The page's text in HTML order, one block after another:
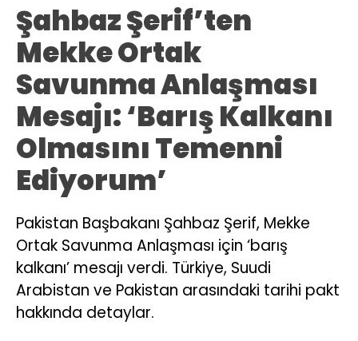
Şahbaz Şerif’ten
Mekke Ortak
Savunma Anlaşması
Mesajı: ‘Barış Kalkanı
Olmasını Temenni
Ediyorum’
Pakistan Başbakanı Şahbaz Şerif, Mekke
Ortak Savunma Anlaşması için ‘barış
kalkanı’ mesajı verdi. Türkiye, Suudi
Arabistan ve Pakistan arasındaki tarihi pakt
hakkında detaylar.